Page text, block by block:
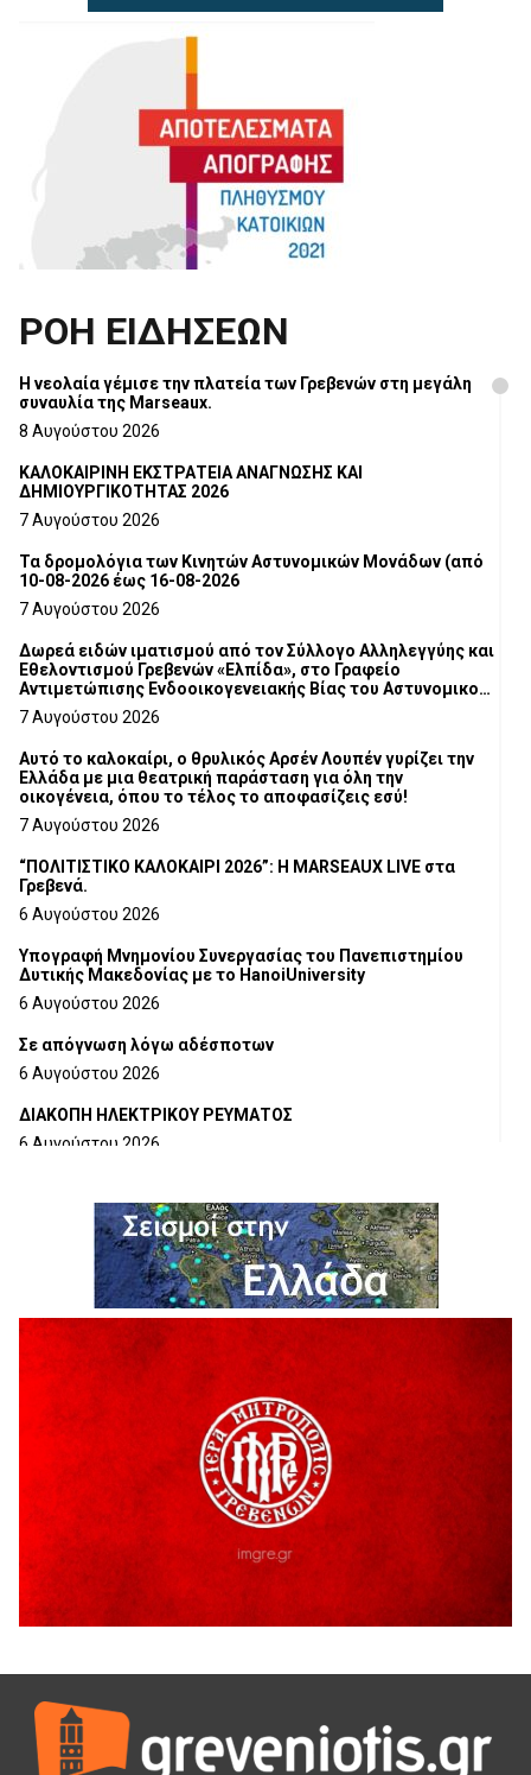
ΡΟΗ ΕΙΔΗΣΕΩΝ
Η νεολαία γέμισε την πλατεία των Γρεβενών στη μεγάλη
συναυλία της Marseaux.
8 Αυγούστου 2026
ΚΑΛΟΚΑΙΡΙΝΗ ΕΚΣΤΡΑΤΕΙΑ ΑΝΑΓΝΩΣΗΣ ΚΑΙ
ΔΗΜΙΟΥΡΓΙΚΟΤΗΤΑΣ 2026
7 Αυγούστου 2026
Τα δρομολόγια των Κινητών Αστυνομικών Μονάδων (από
10-08-2026 έως 16-08-2026
7 Αυγούστου 2026
Δωρεά ειδών ιματισμού από τον Σύλλογο Αλληλεγγύης και
Εθελοντισμού Γρεβενών «Ελπίδα», στο Γραφείο
Αντιμετώπισης Ενδοοικογενειακής Βίας του Αστυνομικού
Τμήματος Γρεβενών
7 Αυγούστου 2026
Αυτό το καλοκαίρι, ο θρυλικός Αρσέν Λουπέν γυρίζει την
Ελλάδα με μια θεατρική παράσταση για όλη την
οικογένεια, όπου το τέλος το αποφασίζεις εσύ!
7 Αυγούστου 2026
“ΠΟΛΙΤΙΣΤΙΚΟ ΚΑΛΟΚΑΙΡΙ 2026”: Η MARSEAUX LIVE στα
Γρεβενά.
6 Αυγούστου 2026
Υπογραφή Μνημονίου Συνεργασίας του Πανεπιστημίου
Δυτικής Μακεδονίας με το HanoiUniversity
6 Αυγούστου 2026
Σε απόγνωση λόγω αδέσποτων
6 Αυγούστου 2026
ΔΙΑΚΟΠΗ ΗΛΕΚΤΡΙΚΟΥ ΡΕΥΜΑΤΟΣ
6 Αυγούστου 2026
6 Αυγούστου 2026
H παραδοχή λαθών είναι (και) δύναμη
5 Αυγούστου 2026
Ο ΑΝΔΡΕΑΣ ΑΣΛΑΝΙΔΗΣ ΣΥΝΕΧΙΖΕΙ ΣΤΟΝ ΠΡΩΤΕΑ
ΓΡΕΒΕΝΩΝ
Ευχαριστήριο Εκπολιτιστικού Συλλόγου Ταξιάρχη προς κ.
Παρασχάκη Αθανάσιο
5 Αυγούστου 2026
Διακοπή υδροδότησης του Α΄ κλάδου ύδρευσης
5 Αυγούστου 2026
Η Marseaux στα Γρεβενά για μια μοναδική συναυλία
5 Αυγούστου 2026
Ανάσες».
5 Αυγούστου 2026
Γρεβενά: Συνελήφθη 18χρονος αλλοδαπός, για κλοπή